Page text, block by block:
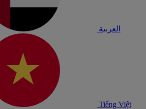
العربية
Tiếng Việt